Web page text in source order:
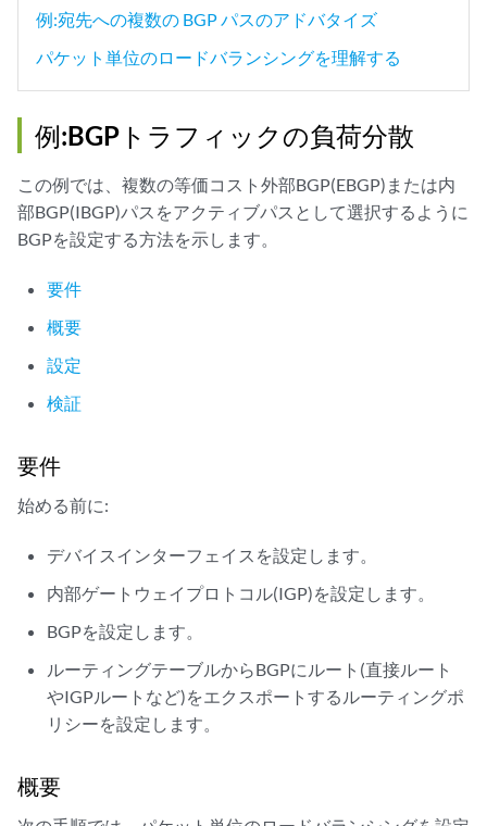
例:宛先への複数の BGP パスのアドバタイズ
パケット単位のロードバランシングを理解する
例:BGPトラフィックの負荷分散
この例では、複数の等価コスト外部BGP(EBGP)または内
部BGP(IBGP)パスをアクティブパスとして選択するように
BGPを設定する方法を示します。
要件
概要
設定
検証
要件
始める前に:
デバイスインターフェイスを設定します。
内部ゲートウェイプロトコル(IGP)を設定します。
BGPを設定します。
ルーティングテーブルからBGPにルート(直接ルート
やIGPルートなど)をエクスポートするルーティングポ
リシーを設定します。
概要